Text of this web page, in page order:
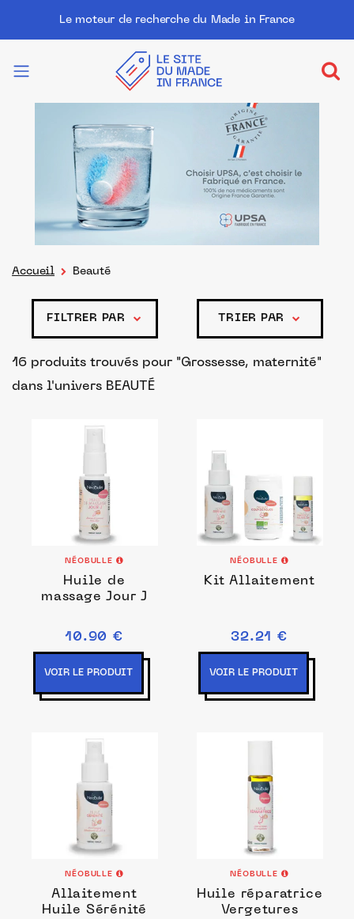
Le moteur de recherche du Made in France
Accueil Beauté
FILTRER PAR TRIER PAR
16 produits trouvés pour "Grossesse, maternité"
dans l'univers BEAUTÉ
NÉOBULLE
Huile de
massage Jour J
10.90 €
VOIR LE PRODUIT
NÉOBULLE
Kit Allaitement
32.21 €
VOIR LE PRODUIT
NÉOBULLE
Allaitement
Huile Sérénité
NÉOBULLE
Huile réparatrice
Vergetures